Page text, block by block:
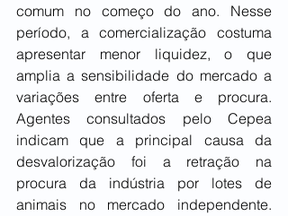
comum no começo do ano. Nesse
período, a comercialização costuma
apresentar menor liquidez, o que
amplia a sensibilidade do mercado a
variações entre oferta e procura.
Agentes consultados pelo Cepea
indicam que a principal causa da
desvalorização foi a retração na
procura da indústria por lotes de
animais no mercado independente.